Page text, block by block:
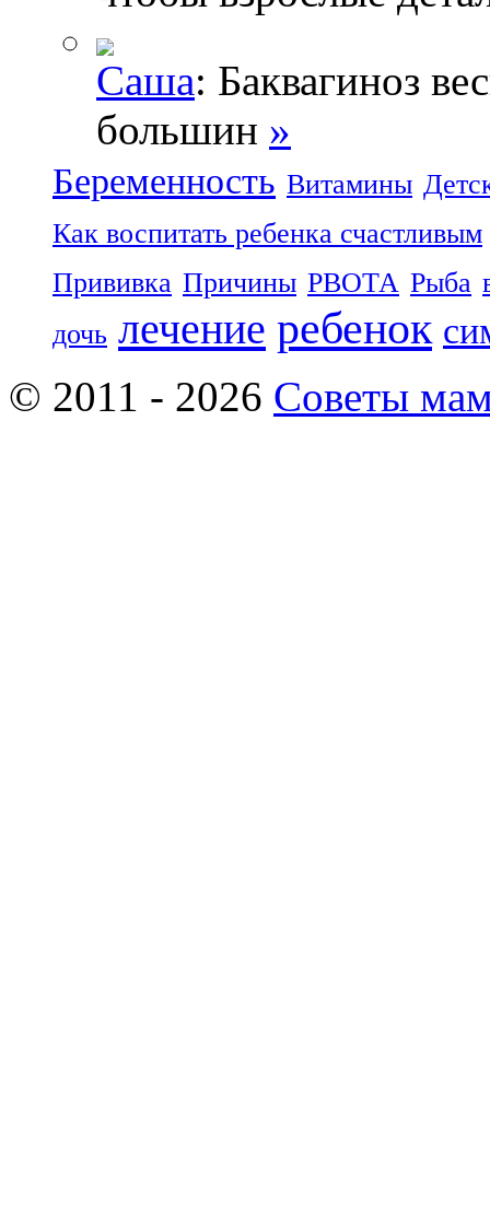
Саша: Баквагиноз
большин »
Беременность Витамины
Как воспитать ребенка счастливым
Прививка Причины РВОТА Рыба
дочь лечение ребенок
© 2011 - 2026 Советы